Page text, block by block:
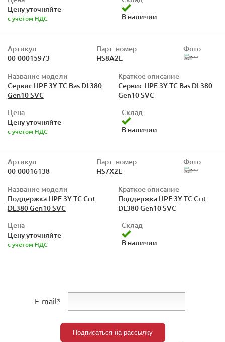
Цену уточняйте
с учётом НДС
В наличии
Артикул
00-00015973
Парт. номер
HS8A2E
Фото
Название модели
Сервис HPE 3Y TC Bas DL380
Gen10 SVC
Краткое описание
Сервис HPE 3Y TC Bas DL380
Gen10 SVC
Цена
Цену уточняйте
с учётом НДС
Склад
В наличии
Артикул
00-00016138
Парт. номер
HS7X2E
Фото
Название модели
Поддержка HPE 3Y TC Crit
DL380 Gen10 SVC
Краткое описание
Поддержка HPE 3Y TC Crit
DL380 Gen10 SVC
Цена
Цену уточняйте
с учётом НДС
Склад
В наличии
E-mail*